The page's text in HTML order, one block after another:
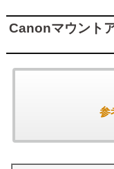
Canonマウント
参